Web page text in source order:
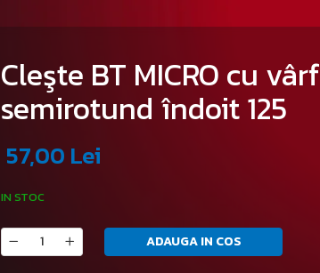
Cleşte BT MICRO cu vârf
semirotund îndoit 125
57,00 Lei
IN STOC
ADAUGA IN COS